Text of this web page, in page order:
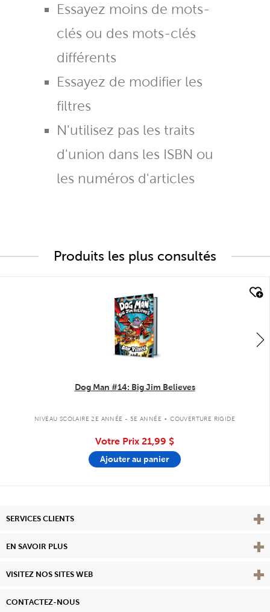
Essayez moins de mots-
clés ou des mots-clés
différents
Essayez de modifier les
filtres
N'utilisez pas les traits
d'union dans les ISBN ou
les numéros d'articles
Produits les plus consultés
Dog Man #14: Big Jim Believes
NIVEAU SCOLAIRE 2E ANNÉE - 5E ANNÉE . COUVERTURE RIGIDE
Votre Prix 21,99 $
Ajouter au panier
SERVICES CLIENTS
EN SAVOIR PLUS View
VISITEZ NOS SITES WEB
CONTACTEZ-NOUS